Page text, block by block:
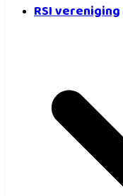
RSI vereniging